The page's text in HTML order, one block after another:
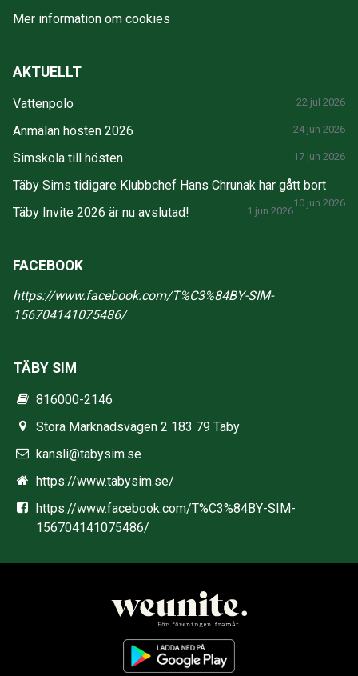
Mer information om cookies
AKTUELLT
Vattenpolo 22 jul 2026
Anmälan hösten 2026 24 jun 2026
Simskola till hösten 17 jun 2026
Täby Sims tidigare Klubbchef Hans Chrunak har gått bort
10 jun 2026
Täby Invite 2026 är nu avslutad! 1 jun 2026
FACEBOOK
https://www.facebook.com/T%C3%84BY-SIM-
156704141075486/
TÄBY SIM
816000-2146
Stora Marknadsvägen 2 183 79 Täby
kansli@tabysim.se
https://www.tabysim.se/
https://www.facebook.com/T%C3%84BY-SIM-
156704141075486/